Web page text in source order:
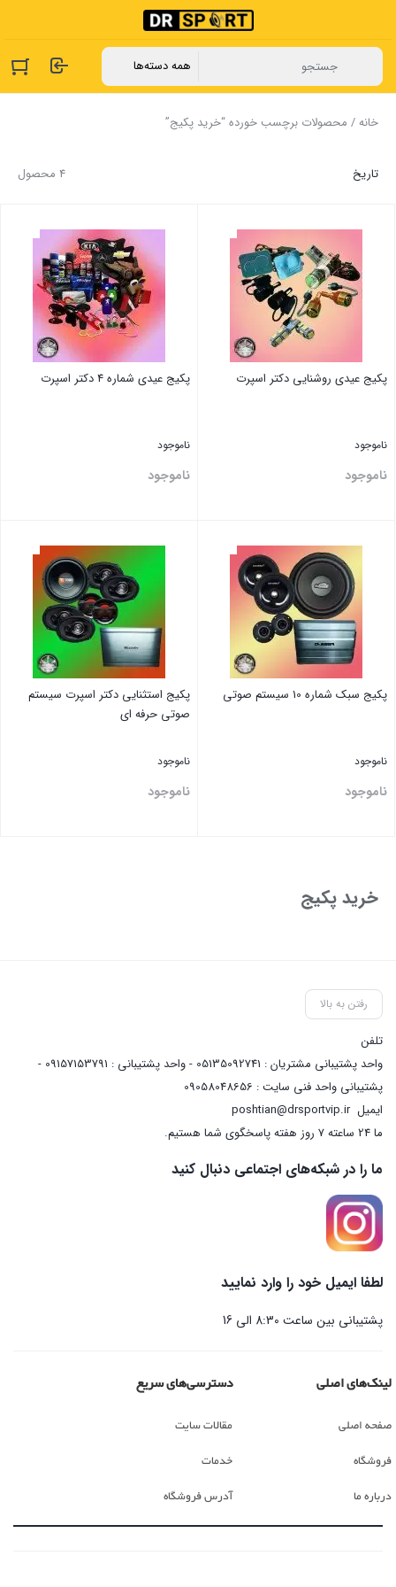
خانه/ محصولات برچسب خورده “خرید پکیج”
4 محصول تاریخ
پکیج عیدی روشنایی دکتر اسپرت
ناموجود
ناموجود
پکیج عیدی شماره 4 دکتر اسپرت
ناموجود
ناموجود
پکیج سبک شماره 10 سیستم صوتی
ناموجود
ناموجود
پکیج استثنایی دکتر اسپرت سیستم
صوتی حرفه ای
ناموجود
ناموجود
خرید پکیج
رفتن به بالا
تلفن
واحد پشتیبانی مشتریان : 05135092741 - واحد پشتیبانی : 09157153791 -
پشتیبانی واحد فنی سایت : 09058048656
ایمیلposhtian@drsportvip.ir
ما 24 ساعته 7 روز هفته پاسخگوی شما هستیم.
ما را در شبکه‌های اجتماعی دنبال کنید
لطفا ایمیل خود را وارد نمایید
پشتیبانی بین ساعت 8:30 الی 16
لینک‌های اصلی
صفحه اصلی
فروشگاه
درباره ما
دسترسی‌های سریع
مقالات سایت
خدمات
آدرس فروشگاه